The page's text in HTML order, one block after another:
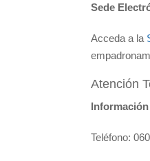
Sede
Acceda a la
Atención
Teléfono: 060